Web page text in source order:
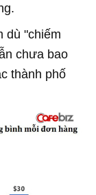
dù "chiếm
chưa bao
thành phố